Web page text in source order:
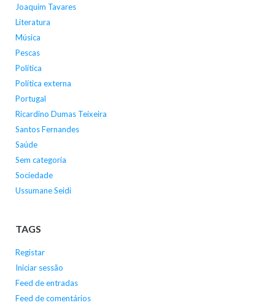
Joaquim Tavares
Literatura
Música
Pescas
Política
Política externa
Portugal
Ricardino Dumas Teixeira
Santos Fernandes
Saúde
Sem categoria
Sociedade
Ussumane Seidi
TAGS
Registar
Iniciar sessão
Feed de entradas
Feed de comentários